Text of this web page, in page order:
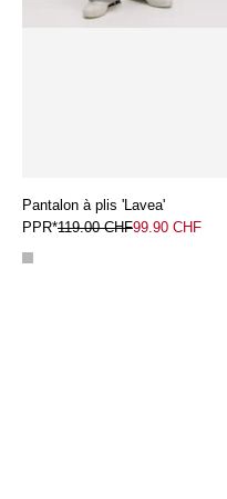
Pantalon à plis 'Lavea'
PPR*119.00 CHF99.90 CHF